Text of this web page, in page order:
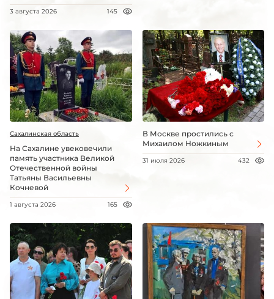
3 августа 2026 145
Сахалинская область
На Сахалине увековечили
память участника Великой
Отечественной войны
Татьяны Васильевны
Кочневой
1 августа 2026 165
В Москве простились с
Михаилом Ножкиным
31 июля 2026 432